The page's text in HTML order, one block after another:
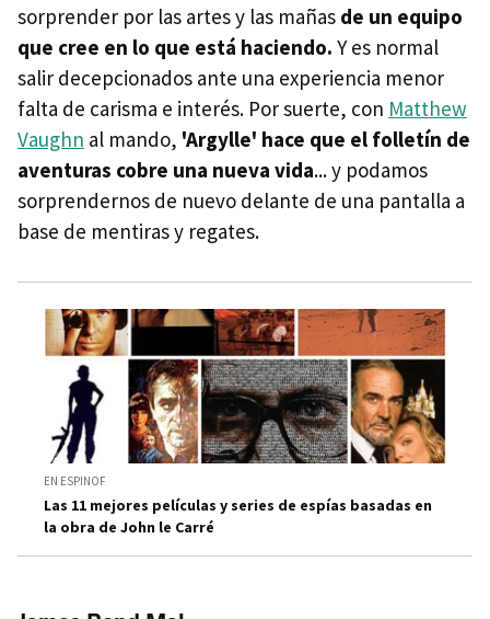
sorprender por las artes y las mañas de un equipo
que cree en lo que está haciendo. Y es normal
salir decepcionados ante una experiencia menor
falta de carisma e interés. Por suerte, con Matthew
Vaughn al mando, 'Argylle' hace que el folletín de
aventuras cobre una nueva vida... y podamos
sorprendernos de nuevo delante de una pantalla a
base de mentiras y regates.
EN ESPINOF
Las 11 mejores películas y series de espías basadas en
la obra de John le Carré